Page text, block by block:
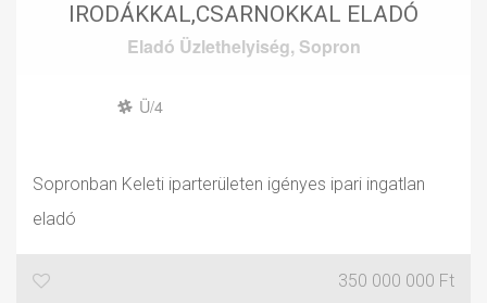
IRODÁKKAL,CSARNOKKAL ELADÓ
Eladó Üzlethelyiség, Sopron
Ü/4
Sopronban Keleti iparterületen igényes ipari ingatlan
eladó
350 000 000 Ft